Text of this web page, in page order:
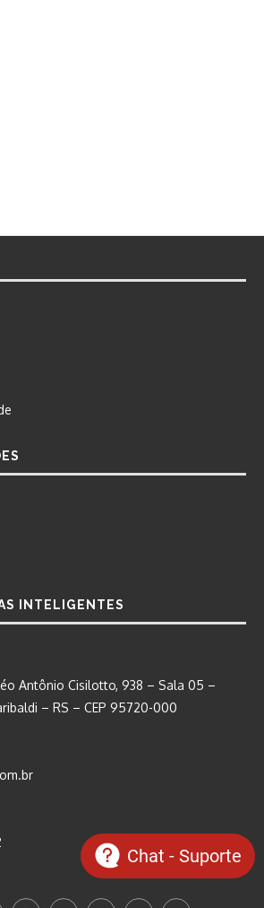
INTELIGENTES
Antônio Cisilotto, 938 – Sala 05 –
– RS – CEP 95720-000
Chat - Suporte